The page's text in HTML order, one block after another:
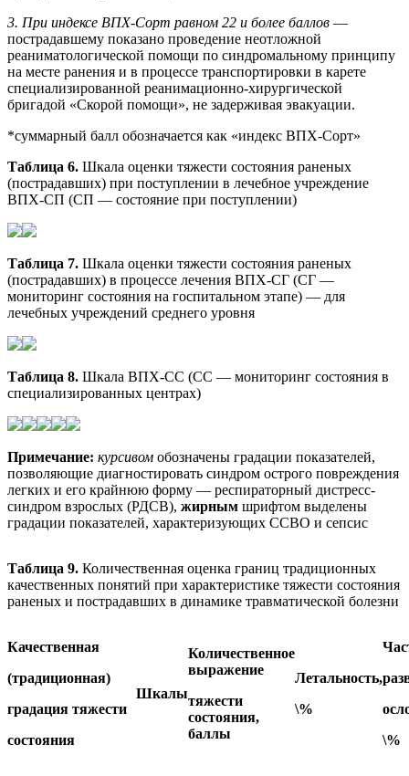
3. При индексе ВПХ-Сорт равном 22 и более баллов —
пострадавшему показано проведение неотложной
реаниматологической помощи по синдромальному принципу
на месте ранения и в процессе транспортировки в карете
специализированной реанимационно-хирургической
бригадой «Скорой помощи», не задерживая эвакуации.
*суммарный балл обозначается как «индекс ВПХ-Сорт»
Таблица 6. Шкала оценки тяжести состояния раненых
(пострадавших) при поступлении в лечебное учреждение
ВПХ-СП (СП — состояние при поступлении)
Таблица 7. Шкала оценки тяжести состояния раненых
(пострадавших) в процессе лечения ВПХ-СГ (СГ —
мониторинг состояния на госпитальном этапе) — для
лечебных учреждений среднего уровня
Таблица 8. Шкала ВПХ-СС (СС — мониторинг состояния в
специализированных центрах)
Примечание: курсивом обозначены градации показателей,
позволяющие диагностировать синдром острого повреждения
легких и его крайнюю форму — респираторный дистресс-
синдром взрослых (РДСВ), жирным шрифтом выделены
градации показателей, характеризующих ССВО и сепсис
Таблица 9. Количественная оценка границ традиционных
качественных понятий при характеристике тяжести состояния
раненых и пострадавших в динамике травматической болезни
Качественная
(традиционная)
градация тяжести
состояния
Шкалы
Количественное
выражение
тяжести
состояния,
баллы
Летальность,
\%
\%